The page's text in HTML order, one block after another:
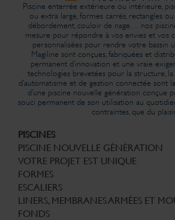
Piscine enterrée extérieure ou intérieure,
ou extra large, formes carrés, rectangles
débordement, couloir de nage… nos
mesure pour répondre à vos envies et vos
personnalisées pour rendre votre bassin
Magiline sont conçues, fabriquées et
permanent d’innovation et une vraie
technologies brevetées pour la structure,
d’automatisme et de gestion connectée sont
d’une piscine nouvelle génération conçue
souci permanent de son utilisation au
contraintes, que du
PISCINES
PISCINE NOUVELLE GÉNÉRATION
VOTRE PROJET EST UNIQUE
FORMES
ESCALIERS
LINERS, MEMBRANES ARMÉES ET
FONDS